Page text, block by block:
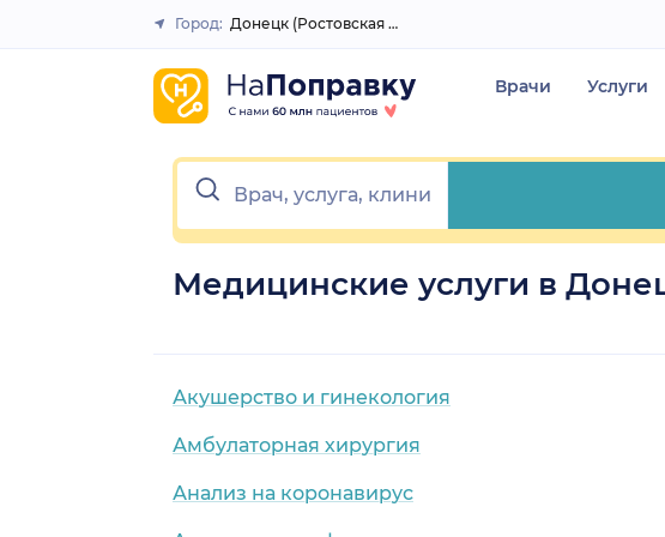
Закрыть
Город: Донецк (Ростовская область)
Врачи Услуги
Медицинские услуги в
Акушерство и гинекология
Амбулаторная хирургия
Анализ на коронавирус